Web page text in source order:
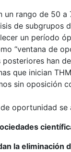
un rango de 50
de
un período
“ventana de
posteriores han
que inician
sin oposición
oportunidad
la eliminación